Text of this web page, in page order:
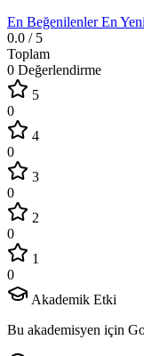
En BeğenilenlerEn
0.0 / 5
Toplam
0 Değerlendirme
5
0
4
0
3
0
2
0
1
0
Akademik Etki
Bu akademisyen için